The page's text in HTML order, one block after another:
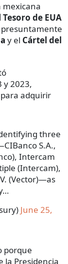
mexicana
de EUA
y el Cártel del
y 2023,
adquirir
three
S.A.,
Intercam
(Intercam),
(Vector)—as
June 25,
porque
la Presidencia